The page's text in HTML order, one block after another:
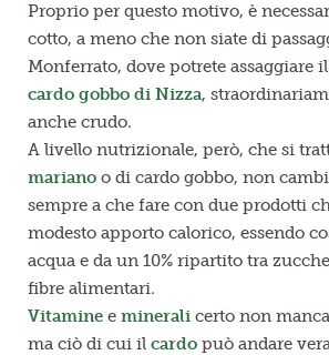
Proprio per questo motivo, è
cotto, a meno che non siate di
Monferrato, dove potrete assaggiare
cardo gobbo di Nizza,
anche crudo.
A livello nutrizionale, però, che si
mariano o di cardo gobbo, non
sempre a che fare con due prodotti
modesto apporto calorico, essendo
acqua e da un 10% ripartito tra
fibre alimentari.
Vitamine e minerali certo non
ma ciò di cui il cardo può andare